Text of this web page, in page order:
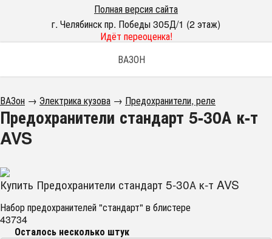
Полная версия сайта
г. Челябинск пр. Победы 305Д/1 (2 этаж)
Идёт переоценка!
ВАЗОН
ВАЗон → Электрика кузова → Предохранители, реле
Предохранители стандарт 5-30А к-т
AVS
Купить Предохранители стандарт 5-30А к-т AVS
Набор предохранителей "стандарт" в блистере
43734
Осталось несколько штук